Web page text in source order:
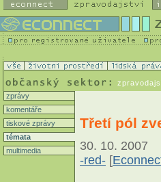
zprávy
komentáře
tiskové zprávy
témata
multimedia
Třetí pól
30. 10. 2007
-red- [